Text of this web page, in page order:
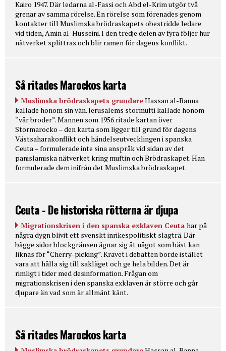
Kairo 1947. Där ledarna al-Fassi och Abd el-Krim utgör två
grenar av samma rörelse. En rörelse som förenades genom
kontakter till Muslimska brödraskapets obestridde ledare
vid tiden, Amin al-Husseini. I den tredje delen av fyra följer hur
nätverket splittras och blir ramen för dagens konflikt.
Så ritades Marockos karta
Muslimska brödraskapets grundareHassan al-Banna
kallade honom sin vän. Jerusalems stormufti kallade honom
“vår broder”. Mannen som 1956 ritade kartan över
Stormarocko – den karta som ligger till grund för dagens
Västsaharakonflikt och händelseutvecklingen i spanska
Ceuta – formulerade inte sina anspråk vid sidan av det
panislamiska nätverket kring muftin och Brödraskapet. Han
formulerade dem inifrån det Muslimska brödraskapet.
Ceuta - De historiska rötterna är djupa
Migrationskrisen i den spanska exklaven Ceuta har på
några dygn blivit ett svenskt inrikespolitiskt slagträ. Där
bägge sidor blockgränsen ägnar sig åt något som bäst kan
liknas för “Cherry-picking”. Kravet i debatten borde istället
vara att hålla sig till sakläget och ge hela bilden. Det är
rimligt i tider med desinformation. Frågan om
migrationskrisen i den spanska exklaven är större och går
djupare än vad som är allmänt känt.
Så ritades Marockos karta